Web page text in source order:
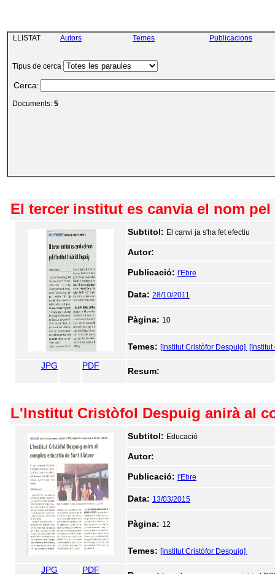
LLISTAT Autors Temes Publicacions
Tipus de cerca
Cerca:
Documents: 5
El tercer institut es canvia el nom
Subtitol: El canvi ja s'ha fet efectiu
Autor:
Publicació: l'Ebre
Data: 28/10/2011
Pàgina: 10
Temes: [Institut Cristòfor Despuig]
JPG PDF
Resum:
L'Institut Cristòfol Despuig anirà al
Subtitol: Educació
Autor:
Publicació: l'Ebre
Data: 13/03/2015
Pàgina: 12
Temes: [Institut Cristòfor Despuig]
JPG PDF